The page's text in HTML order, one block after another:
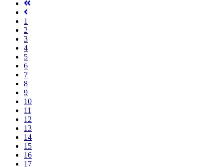
1
2
3
4
5
6
7
8
9
10
11
12
13
14
15
16
17